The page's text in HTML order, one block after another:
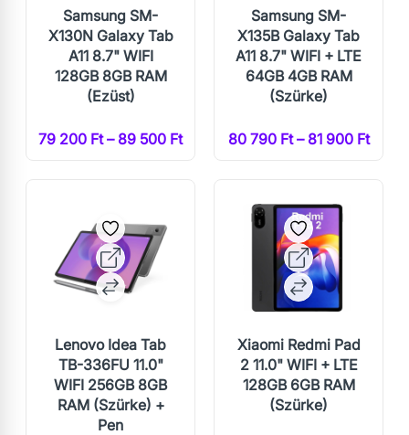
Samsung SM-
X130N Galaxy Tab
A11 8.7" WIFI
128GB 8GB RAM
(Ezüst)
79 200 Ft – 89 500 Ft
Samsung SM-
X135B Galaxy Tab
A11 8.7" WIFI + LTE
64GB 4GB RAM
(Szürke)
80 790 Ft – 81 900 Ft
Lenovo Idea Tab
TB-336FU 11.0"
WIFI 256GB 8GB
RAM (Szürke) +
Pen
Xiaomi Redmi Pad
2 11.0" WIFI + LTE
128GB 6GB RAM
(Szürke)